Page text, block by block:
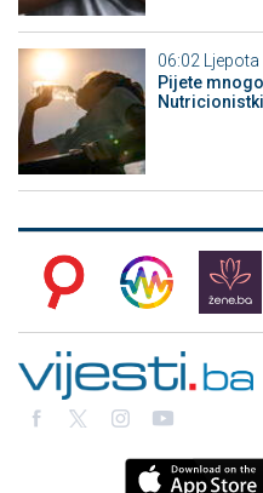
06:02 Ljepota
Pijete